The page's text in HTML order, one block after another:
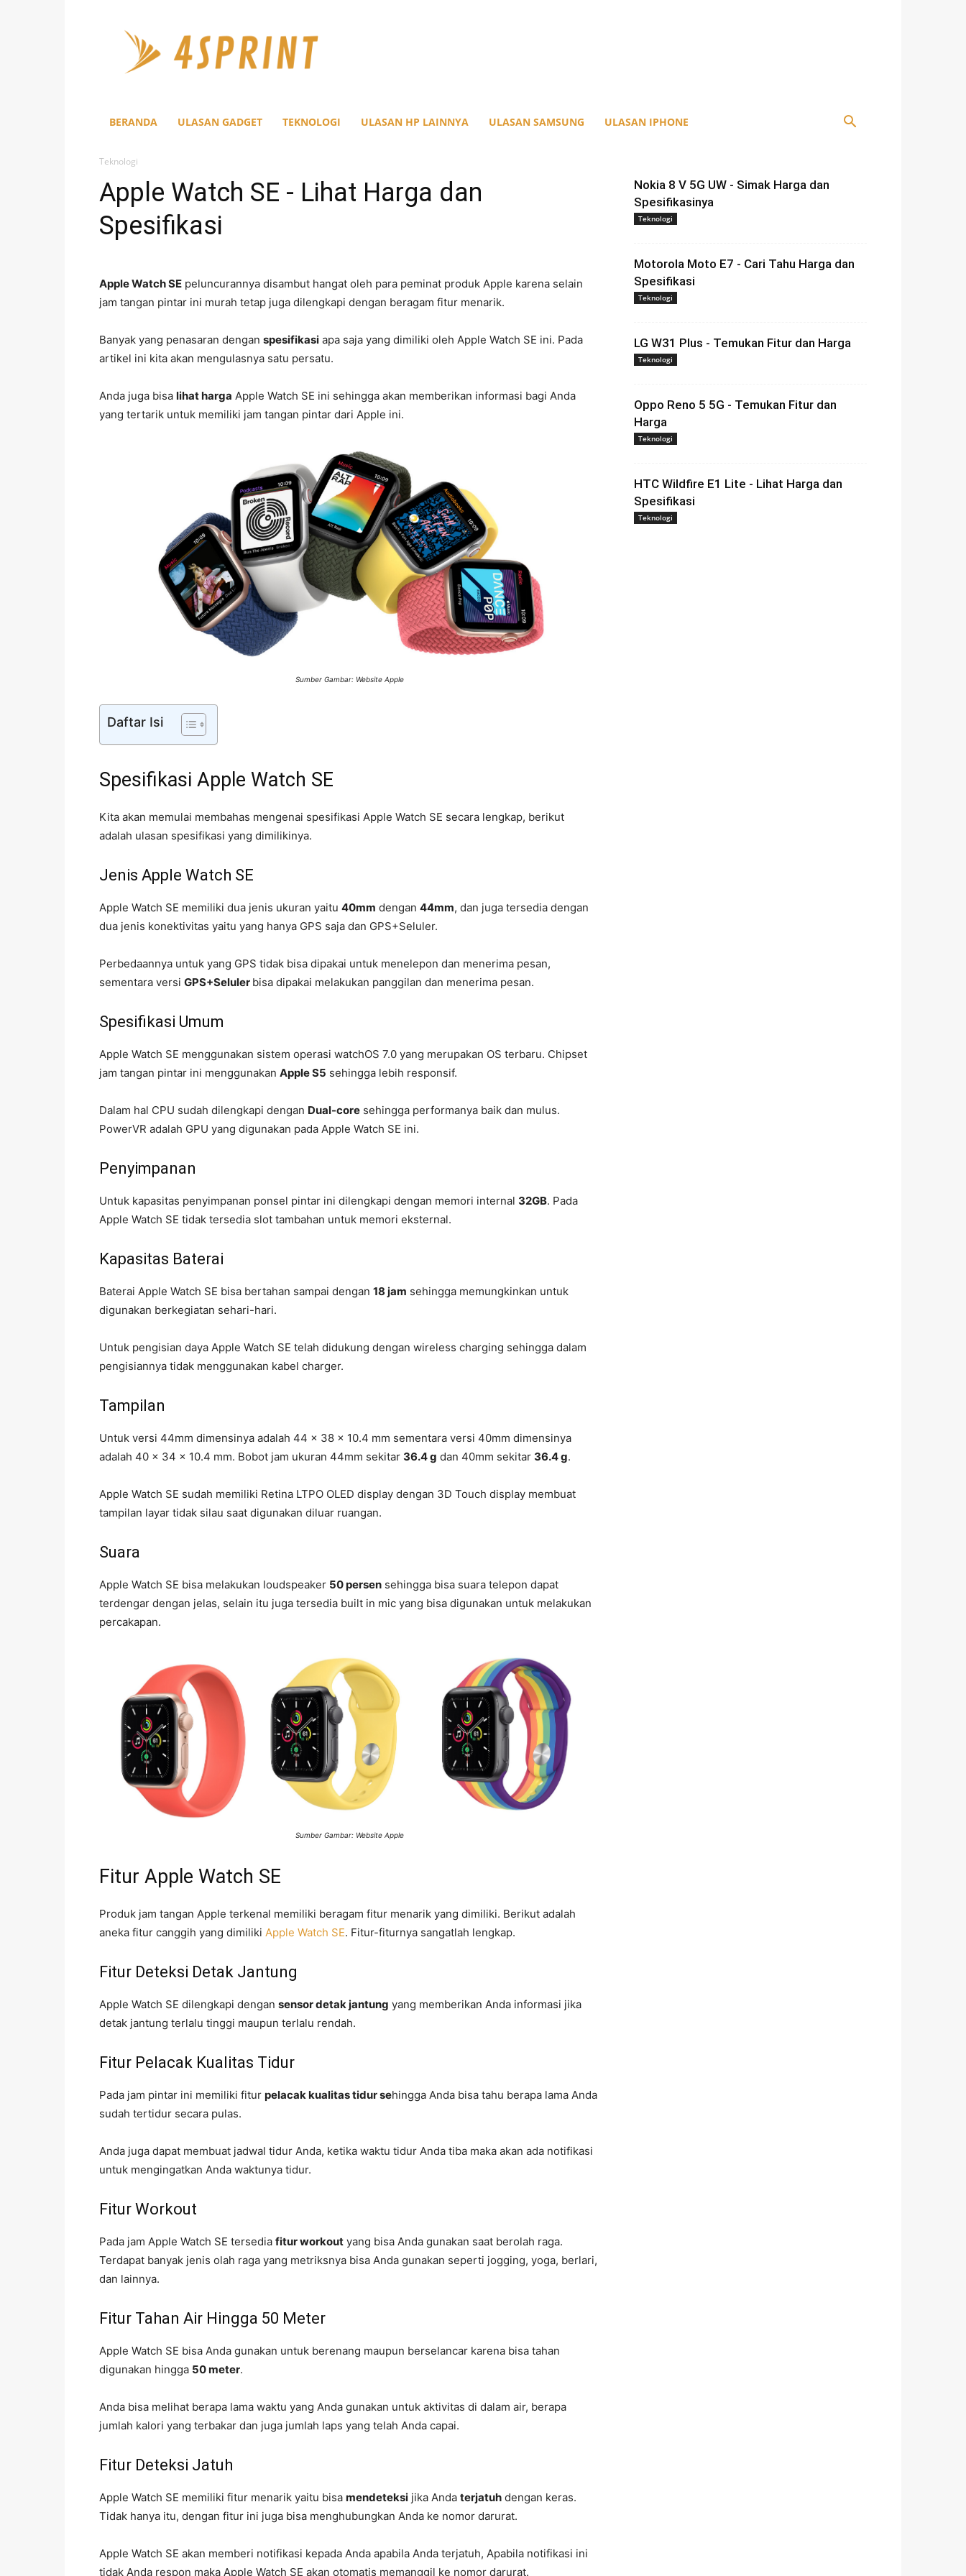
BERANDA ULASAN GADGET TEKNOLOGI ULASAN HP LAINNYA ULASAN SAMSUNG ULASAN IPHONE
Teknologi
Apple Watch SE - Lihat Harga dan
Spesifikasi
Apple Watch SE peluncurannya disambut hangat oleh para peminat produk Apple karena selain
jam tangan pintar ini murah tetap juga dilengkapi dengan beragam fitur menarik.
Banyak yang penasaran dengan spesifikasi apa saja yang dimiliki oleh Apple Watch SE ini. Pada
artikel ini kita akan mengulasnya satu persatu.
Anda juga bisa lihat harga Apple Watch SE ini sehingga akan memberikan informasi bagi Anda
yang tertarik untuk memiliki jam tangan pintar dari Apple ini.
Sumber Gambar: Website Apple
Daftar Isi
Spesifikasi Apple Watch SE
Kita akan memulai membahas mengenai spesifikasi Apple Watch SE secara lengkap, berikut
adalah ulasan spesifikasi yang dimilikinya.
Jenis Apple Watch SE
Apple Watch SE memiliki dua jenis ukuran yaitu 40mm dengan 44mm, dan juga tersedia dengan
dua jenis konektivitas yaitu yang hanya GPS saja dan GPS+Seluler.
Perbedaannya untuk yang GPS tidak bisa dipakai untuk menelepon dan menerima pesan,
sementara versi GPS+Seluler bisa dipakai melakukan panggilan dan menerima pesan.
Spesifikasi Umum
Apple Watch SE menggunakan sistem operasi watchOS 7.0 yang merupakan OS terbaru. Chipset
jam tangan pintar ini menggunakan Apple S5 sehingga lebih responsif.
Dalam hal CPU sudah dilengkapi dengan Dual-core sehingga performanya baik dan mulus.
PowerVR adalah GPU yang digunakan pada Apple Watch SE ini.
Penyimpanan
Untuk kapasitas penyimpanan ponsel pintar ini dilengkapi dengan memori internal 32GB. Pada
Apple Watch SE tidak tersedia slot tambahan untuk memori eksternal.
Kapasitas Baterai
Baterai Apple Watch SE bisa bertahan sampai dengan 18 jam sehingga memungkinkan untuk
digunakan berkegiatan sehari-hari.
Untuk pengisian daya Apple Watch SE telah didukung dengan wireless charging sehingga dalam
pengisiannya tidak menggunakan kabel charger.
Tampilan
Untuk versi 44mm dimensinya adalah 44 x 38 x 10.4 mm sementara versi 40mm dimensinya
adalah 40 x 34 x 10.4 mm. Bobot jam ukuran 44mm sekitar 36.4 g dan 40mm sekitar 36.4 g.
Apple Watch SE sudah memiliki Retina LTPO OLED display dengan 3D Touch display membuat
tampilan layar tidak silau saat digunakan diluar ruangan.
Suara
Apple Watch SE bisa melakukan loudspeaker 50 persen sehingga bisa suara telepon dapat
terdengar dengan jelas, selain itu juga tersedia built in mic yang bisa digunakan untuk melakukan
percakapan.
Sumber Gambar: Website Apple
Fitur Apple Watch SE
Produk jam tangan Apple terkenal memiliki beragam fitur menarik yang dimiliki. Berikut adalah
aneka fitur canggih yang dimiliki Apple Watch SE. Fitur-fiturnya sangatlah lengkap.
Fitur Deteksi Detak Jantung
Apple Watch SE dilengkapi dengan sensor detak jantung yang memberikan Anda informasi jika
detak jantung terlalu tinggi maupun terlalu rendah.
Fitur Pelacak Kualitas Tidur
Pada jam pintar ini memiliki fitur pelacak kualitas tidur sehingga Anda bisa tahu berapa lama Anda
sudah tertidur secara pulas.
Anda juga dapat membuat jadwal tidur Anda, ketika waktu tidur Anda tiba maka akan ada notifikasi
untuk mengingatkan Anda waktunya tidur.
Fitur Workout
Pada jam Apple Watch SE tersedia fitur workout yang bisa Anda gunakan saat berolah raga.
Terdapat banyak jenis olah raga yang metriksnya bisa Anda gunakan seperti jogging, yoga, berlari,
dan lainnya.
Fitur Tahan Air Hingga 50 Meter
Apple Watch SE bisa Anda gunakan untuk berenang maupun berselancar karena bisa tahan
digunakan hingga 50 meter.
Anda bisa melihat berapa lama waktu yang Anda gunakan untuk aktivitas di dalam air, berapa
jumlah kalori yang terbakar dan juga jumlah laps yang telah Anda capai.
Fitur Deteksi Jatuh
Apple Watch SE memiliki fitur menarik yaitu bisa mendeteksi jika Anda terjatuh dengan keras.
Tidak hanya itu, dengan fitur ini juga bisa menghubungkan Anda ke nomor darurat.
Apple Watch SE akan memberi notifikasi kepada Anda apabila Anda terjatuh, Apabila notifikasi ini
tidak Anda respon maka Apple Watch SE akan otomatis memanggil ke nomor darurat.
Nokia 8 V 5G UW - Simak Harga dan
Spesifikasinya
Teknologi
Motorola Moto E7 - Cari Tahu Harga dan
Spesifikasi
Teknologi
LG W31 Plus - Temukan Fitur dan Harga
Teknologi
Oppo Reno 5 5G - Temukan Fitur dan
Harga
Teknologi
HTC Wildfire E1 Lite - Lihat Harga dan
Spesifikasi
Teknologi